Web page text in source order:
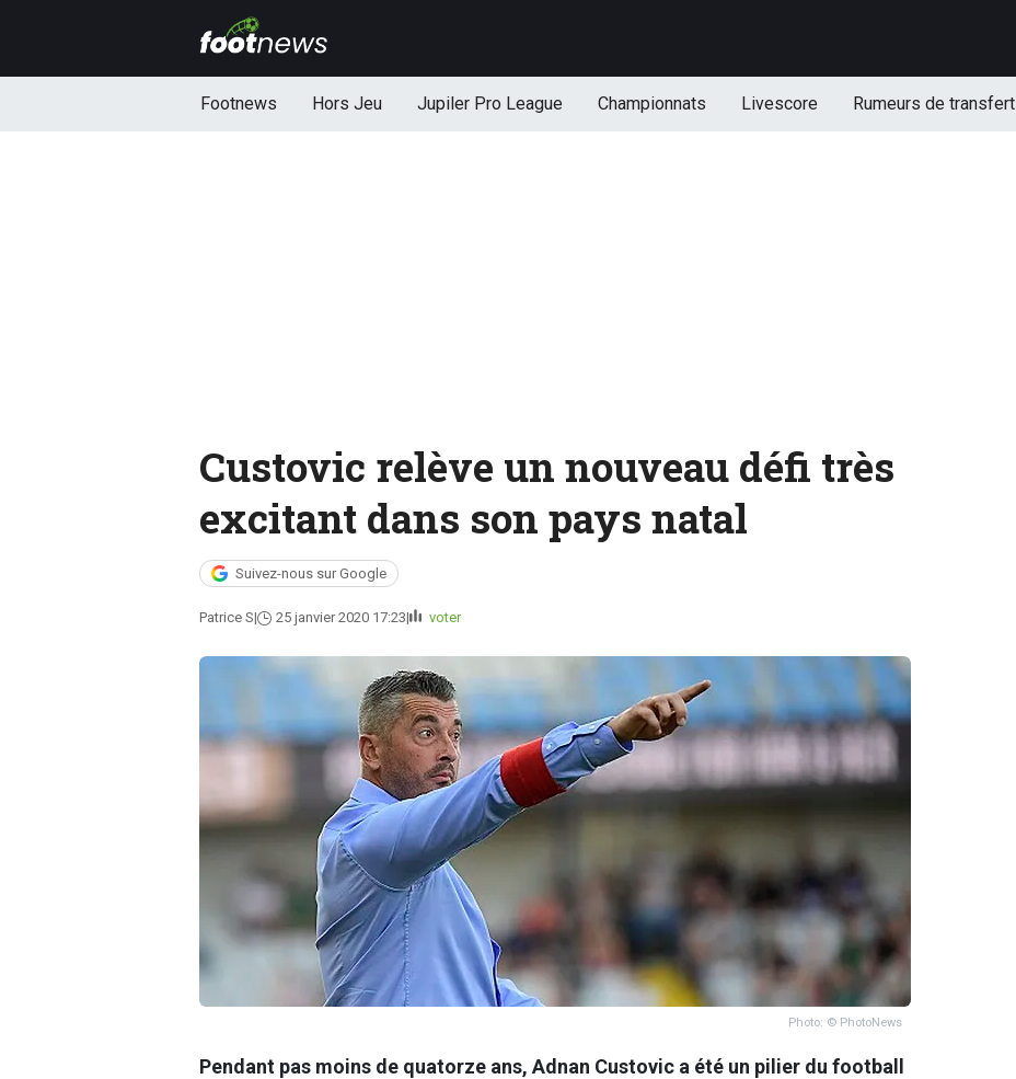
Footnews Hors Jeu Jupiler Pro League Championnats Livescore Rumeurs de transfert
Custovic relève un nouveau défi très
excitant dans son pays natal
Suivez-nous sur Google
Patrice S 25 janvier 2020 17:23 voter
Photo: © PhotoNews
Pendant pas moins de quatorze ans, Adnan Custovic a été un pilier du football